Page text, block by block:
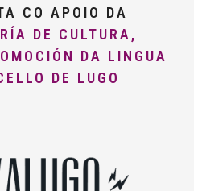
CO APOIO DA
DE CULTURA,
DA LINGUA
DE LUGO